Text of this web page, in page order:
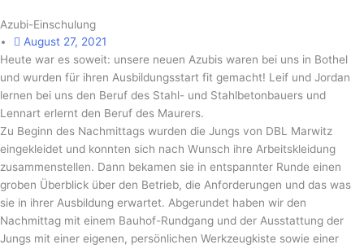
Azubi-Einschulung
August 27, 2021
Heute war es soweit: unsere neuen Azubis waren bei uns in Bothel
und wurden für ihren Ausbildungsstart fit gemacht! Leif und Jordan
lernen bei uns den Beruf des Stahl- und Stahlbetonbauers und
Lennart erlernt den Beruf des Maurers.
Zu Beginn des Nachmittags wurden die Jungs von DBL Marwitz
eingekleidet und konnten sich nach Wunsch ihre Arbeitskleidung
zusammenstellen. Dann bekamen sie in entspannter Runde einen
groben Überblick über den Betrieb, die Anforderungen und das was
sie in ihrer Ausbildung erwartet. Abgerundet haben wir den
Nachmittag mit einem Bauhof-Rundgang und der Ausstattung der
Jungs mit einer eigenen, persönlichen Werkzeugkiste sowie einer